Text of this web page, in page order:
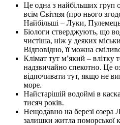
Це одна з найбільших груп
всім Світязя (про нього
Найбільші – Луки,
Біологи стверджують, що
чистіша, ніж у деяких
Відповідно, її можна
Клімат тут м’який – влітку
надзвичайно спекотно. Це
відпочивати тут, якщо не
море.
Найстарішій водоймі в
тисяч років.
Нещодавно на березі
залишки житла поморської